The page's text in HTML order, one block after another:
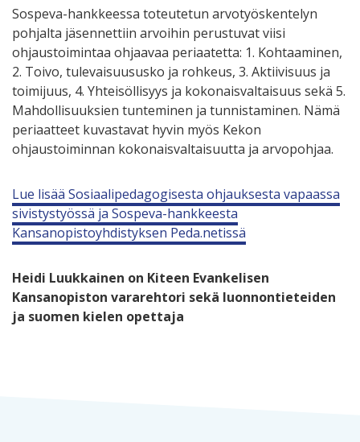
Sospeva-hankkeessa toteutetun arvotyöskentelyn
pohjalta jäsennettiin arvoihin perustuvat viisi
ohjaustoimintaa ohjaavaa periaatetta: 1. Kohtaaminen,
2. Toivo, tulevaisuususko ja rohkeus, 3. Aktiivisuus ja
toimijuus, 4. Yhteisöllisyys ja kokonaisvaltaisuus sekä 5.
Mahdollisuuksien tunteminen ja tunnistaminen. Nämä
periaatteet kuvastavat hyvin myös Kekon
ohjaustoiminnan kokonaisvaltaisuutta ja arvopohjaa.
Lue lisää Sosiaalipedagogisesta ohjauksesta vapaassa
sivistystyössä ja Sospeva-hankkeesta
Kansanopistoyhdistyksen Peda.netissä
Heidi Luukkainen on Kiteen Evankelisen
Kansanopiston vararehtori sekä luonnontieteiden
ja suomen kielen opettaja